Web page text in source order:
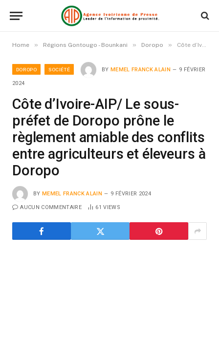
Home » Régions Gontougo - Bounkani » Doropo » Côte d’Ivoire-AIP/ Le sous-préfet de Doropo prône le règlement amiable des conflits entre agriculteurs et éleveurs à Doropo
DOROPO SOCIÉTÉ BY MEMEL FRANCK ALAIN 9 FÉVRIER
2024
Côte d’Ivoire-AIP/ Le sous-
préfet de Doropo prône le
règlement amiable des conflits
entre agriculteurs et éleveurs à
Doropo
BY MEMEL FRANCK ALAIN 9 FÉVRIER 2024
AUCUN COMMENTAIRE 61VIEWS